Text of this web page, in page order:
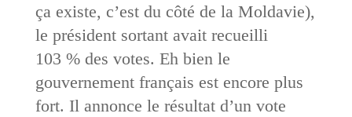
ça existe, c’est du côté de la Moldavie),
le président sortant avait recueilli
103 % des votes. Eh bien le
gouvernement français est encore plus
fort. Il annonce le résultat d’un vote